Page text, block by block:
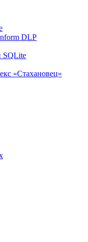
DLP
SQLite
«Стахановец»